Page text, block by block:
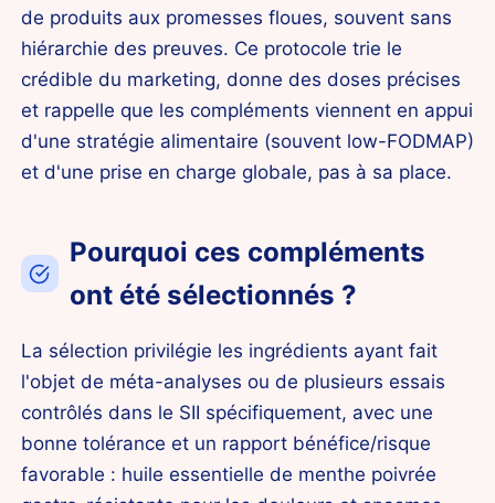
de produits aux promesses floues, souvent sans
hiérarchie des preuves. Ce protocole trie le
crédible du marketing, donne des doses précises
et rappelle que les compléments viennent en appui
d'une stratégie alimentaire (souvent low-FODMAP)
et d'une prise en charge globale, pas à sa place.
Pourquoi ces compléments
ont été sélectionnés ?
La sélection privilégie les ingrédients ayant fait
l'objet de méta-analyses ou de plusieurs essais
contrôlés dans le SII spécifiquement, avec une
bonne tolérance et un rapport bénéfice/risque
favorable : huile essentielle de menthe poivrée